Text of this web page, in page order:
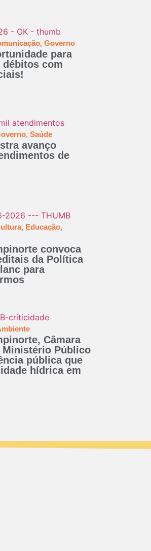
, Governo
para
débitos com
, Saúde
avanço
de
, Educação,
convoca
da Política
para
Câmara
Ministério Público
pública que
hídrica em